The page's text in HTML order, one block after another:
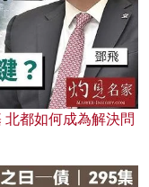
都如何成為解決問